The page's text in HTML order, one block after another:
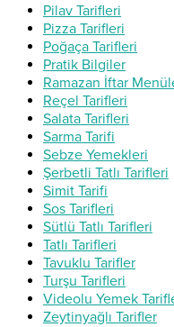
Pilav Tarifleri
Pizza Tarifleri
Poğaça Tarifleri
Pratik Bilgiler
Ramazan İftar
Reçel Tarifleri
Salata Tarifleri
Sarma Tarifi
Sebze Yemekleri
Şerbetli Tatlı Tarifleri
Simit Tarifi
Sos Tarifleri
Sütlü Tatlı Tarifleri
Tatlı Tarifleri
Tavuklu Tarifler
Turşu Tarifleri
Videolu Yemek
Zeytinyağlı Tarifler